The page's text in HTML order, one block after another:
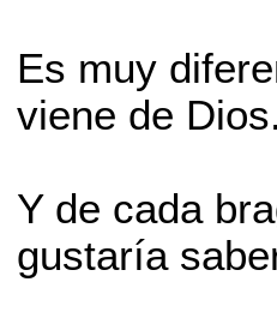
Es muy
viene de Dios.
Y de cada
gustaría